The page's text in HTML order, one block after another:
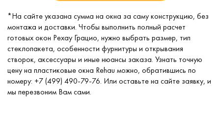
*На сайте указана сумма на окна за саму конструкцию, без
монтажа и доставки. Чтобы выполнить полный расчет
готовых окон Рехау Грацио, нужно выбрать размер, тип
стеклопакета, особенности фурнитуры и открывания
створок, аксессуары и иные нюансы заказа. Узнать точную
цену на пластиковые окна Rehau можно, обратившись по
номеру: +7 (499) 490-79-76. Или оставьте на сайте заявку, и
мы перезвоним Вам сами.